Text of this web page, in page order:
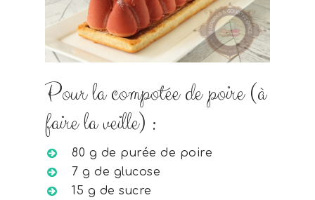
Pour la compotée de poire (à
faire la veille) :
80 g de purée de poire
7 g de glucose
15 g de sucre